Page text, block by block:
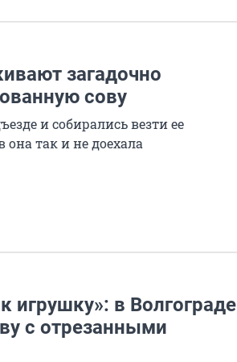
загадочно
сову
и собирались везти ее
она так и не доехала
игрушку»: в Волгограде
с отрезанными